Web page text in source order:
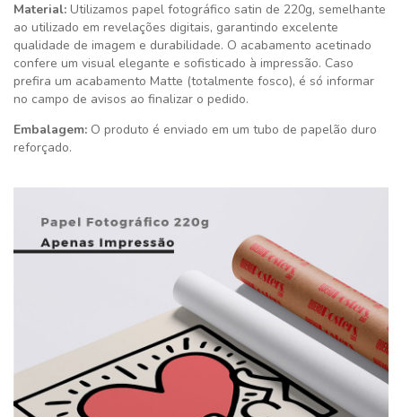
Material: Utilizamos papel fotográfico satin de 220g, semelhante
ao utilizado em revelações digitais, garantindo excelente
qualidade de imagem e durabilidade. O acabamento acetinado
confere um visual elegante e sofisticado à impressão. Caso
prefira um acabamento Matte (totalmente fosco), é só informar
no campo de avisos ao finalizar o pedido.
Embalagem: O produto é enviado em um tubo de papelão duro
reforçado.